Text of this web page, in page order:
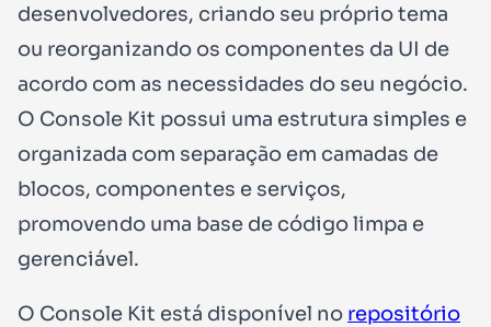
desenvolvedores, criando seu próprio tema
ou reorganizando os componentes da UI de
acordo com as necessidades do seu negócio.
O Console Kit possui uma estrutura simples e
organizada com separação em camadas de
blocos, componentes e serviços,
promovendo uma base de código limpa e
gerenciável.
O Console Kit está disponível no repositório